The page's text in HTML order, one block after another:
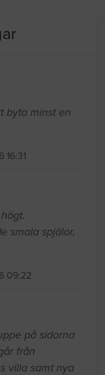
byta minst en
16:31
smala spjälor,
09:22
på sidorna
från
villa samt nya